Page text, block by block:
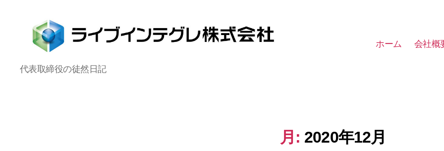
ラ
イ
代表取締役の徒然日記
ホーム 会社概
月: 2020年12月